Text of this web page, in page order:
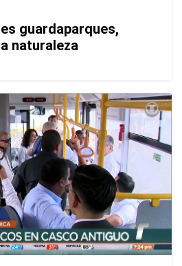
guardaparques,
naturaleza